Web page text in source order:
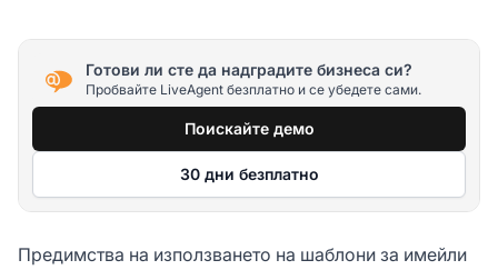
Готови ли сте да надградите бизнеса си?
Пробвайте LiveAgent безплатно и се убедете сами.
Поискайте демо
30 дни безплатно
Предимства на използването на шаблони за имейли